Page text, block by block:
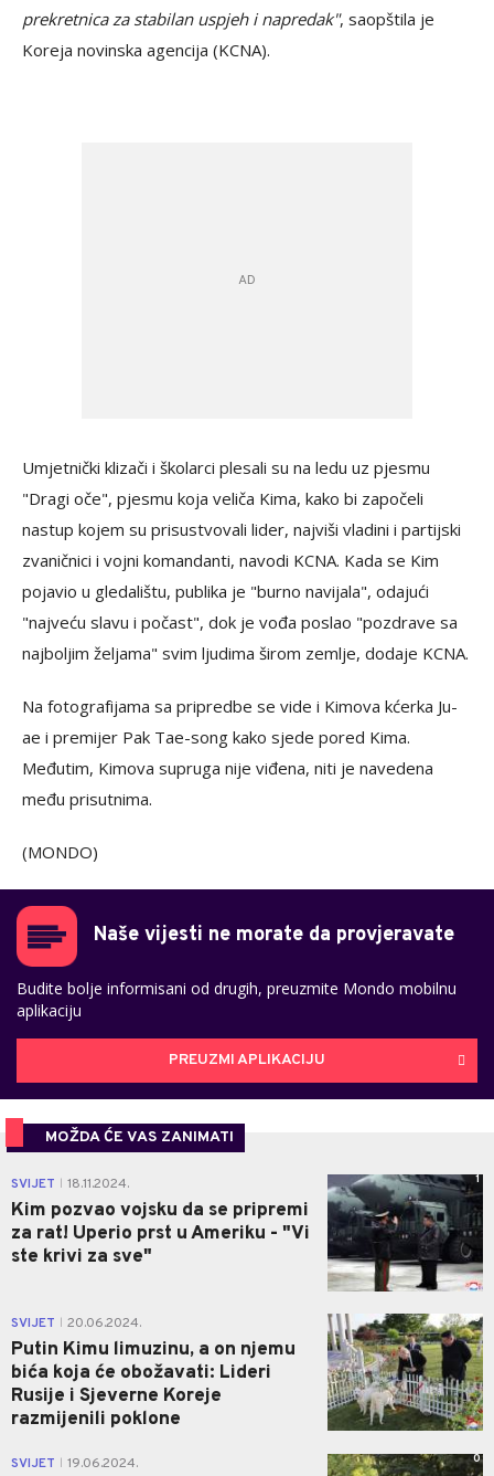
prekretnica za stabilan uspjeh i napredak", saopštila je
Koreja novinska agencija (KCNA).
Umjetnički klizači i školarci plesali su na ledu uz pjesmu
"Dragi oče", pjesmu koja veliča Kima, kako bi započeli
nastup kojem su prisustvovali lider, najviši vladini i partijski
zvaničnici i vojni komandanti, navodi KCNA. Kada se Kim
pojavio u gledalištu, publika je "burno navijala", odajući
"najveću slavu i počast", ​​dok je vođa poslao "pozdrave sa
najboljim željama" svim ljudima širom zemlje, dodaje KCNA.
Na fotografijama sa pripredbe se vide i Kimova kćerka Ju-
ae i premijer Pak Tae-song kako sjede pored Kima.
Međutim, Kimova supruga nije viđena, niti je navedena
među prisutnima.
(MONDO)
Naše vijesti ne morate da provjeravate
Budite bolje informisani od drugih, preuzmite Mondo mobilnu
aplikaciju
PREUZMI APLIKACIJU
MOŽDA ĆE VAS ZANIMATI
SVIJET 18.11.2024.
Kim pozvao vojsku da se pripremi
za rat! Uperio prst u Ameriku - "Vi
ste krivi za sve"
1
SVIJET 20.06.2024.
Putin Kimu limuzinu, a on njemu
bića koja će obožavati: Lideri
Rusije i Sjeverne Koreje
razmijenili poklone
0
SVIJET 19.06.2024. 0